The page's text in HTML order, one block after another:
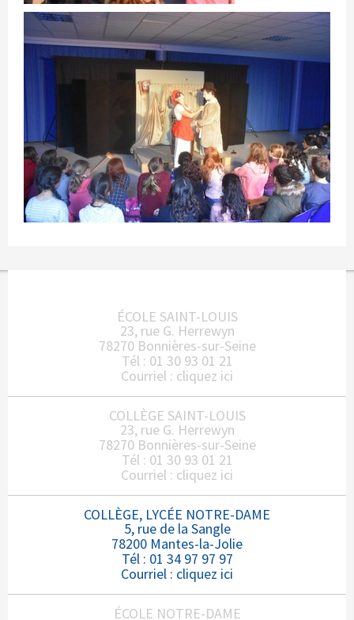
ÉCOLE SAINT-LOUIS
23, rue G. Herrewyn
78270 Bonnières-sur-Seine
Tél : 01 30 93 01 21
Courriel : cliquez ici
COLLÈGE SAINT-LOUIS
23, rue G. Herrewyn
78270 Bonnières-sur-Seine
Tél : 01 30 93 01 21
Courriel : cliquez ici
COLLÈGE, LYCÉE NOTRE-DAME
5, rue de la Sangle
78200 Mantes-la-Jolie
Tél : 01 34 97 97 97
Courriel : cliquez ici
ÉCOLE NOTRE-DAME